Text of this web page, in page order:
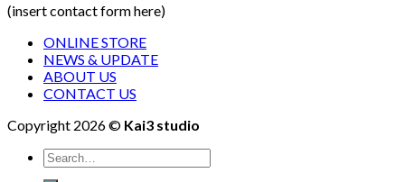
(insert contact form here)
ONLINE STORE
NEWS & UPDATE
ABOUT US
CONTACT US
Copyright 2026 © Kai3 studio
Search
for: